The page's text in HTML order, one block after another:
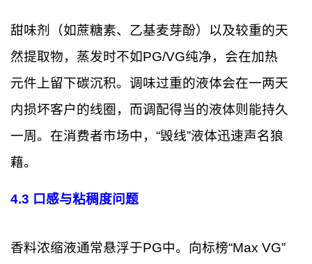
甜味剂（如蔗糖素、乙基麦芽酚）以及较重的天
然提取物，蒸发时不如PG/VG纯净，会在加热
元件上留下碳沉积。调味过重的液体会在一两天
内损坏客户的线圈，而调配得当的液体则能持久
一周。在消费者市场中，“毁线”液体迅速声名狼
藉。
4.3 口感与粘稠度问题
香料浓缩液通常悬浮于PG中。向标榜“Max VG”